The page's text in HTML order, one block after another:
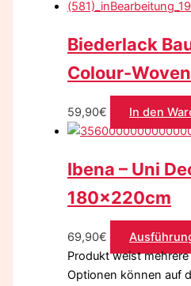
Biederlack
Colour-Woven
59,90€ In den
Ibena – Uni
180x220cm
69,90€
Produkt weist
Optionen können auf